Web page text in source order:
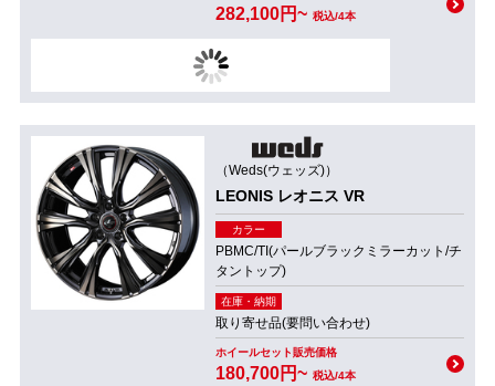
282,100円~ 税込/4本
（Weds(ウェッズ)）
LEONIS レオニス VR
カラー
PBMC/TI(パールブラックミラーカット/チ
タントップ)
在庫・納期
取り寄せ品(要問い合わせ)
ホイールセット販売価格
180,700円~ 税込/4本